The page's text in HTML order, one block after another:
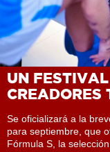
UN
CREADORES
Se oficializará a la
para septiembre, que
Fórmula S, la